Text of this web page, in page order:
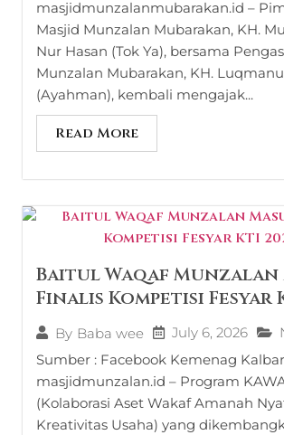
masjidmunzalanmubarakan.id –
Masjid Munzalan Mubarakan, KH.
Nur Hasan (Tok Ya), bersama
Munzalan Mubarakan, KH.
(Ayahman), kembali mengajak...
Read More
Baitul Waqaf Munzalan
Finalis Kompetisi Fesyar
By Baba wee July 6, 2026
Sumber : Facebook Kemenag Kalbar
masjidmunzalan.id – Program
(Kolaborasi Aset Wakaf Amanah
Kreativitas Usaha) yang